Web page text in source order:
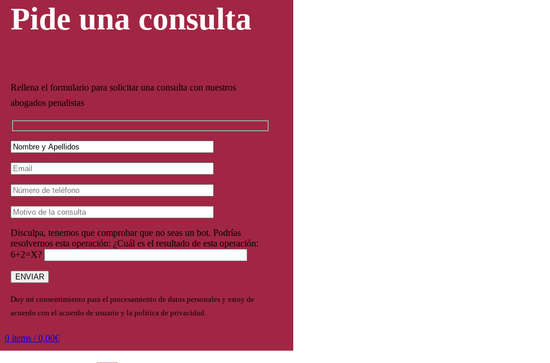
Pide una consulta
Rellena el formulario para solicitar una consulta con nuestros
abogados penalistas
Disculpa, tenemos que comprobar que no seas un bot. Podrías
resolvernos esta operación: ¿Cuál es el resultado de esta operación:
6+2=X?
Doy mi consentimiento para el procesamiento de datos personales y estoy de
acuerdo con el acuerdo de usuario y la política de privacidad.
0 items / 0,00€